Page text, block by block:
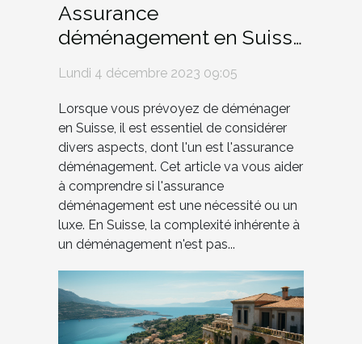
Assurance
déménagement en Suisse
: une nécessité ou un
luxe?
Lundi 4 décembre 2023 09:05
Lorsque vous prévoyez de déménager
en Suisse, il est essentiel de considérer
divers aspects, dont l'un est l'assurance
déménagement. Cet article va vous aider
à comprendre si l'assurance
déménagement est une nécessité ou un
luxe. En Suisse, la complexité inhérente à
un déménagement n'est pas...